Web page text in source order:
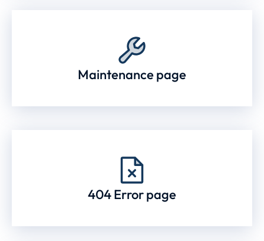
Maintenance page
404 Error page